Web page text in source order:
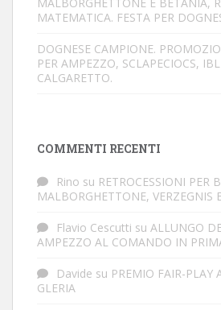
MATEMATICA. FESTA PER
DOGNESE CAMPIONE.
PER AMPEZZO, SCLAPECIOCS,
CALGARETTO.
COMMENTI RECENTI
Rino su RETROCESSIONI PER
MALBORGHETTONE, VERZEGNIS
Flavio Cescutti su ALLUNGO
AMPEZZO AL COMANDO IN
Davide su PREMIO FAIR-PLAY
GLERIA